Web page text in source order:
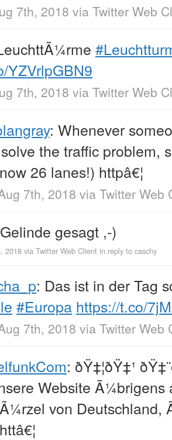
7th, 2018 via Twitter Web
YZVrlpGBN9
7th, 2018 via Twitter Web
: Whenever
the traffic problem,
26 lanes!) httpâ€¦
7th, 2018 via Twitter Web
Gelinde gesagt ,-)
2018 via Twitter Web Client in reply to caschy
: Das ist in der Tag
#Europa https://t.co/
7th, 2018 via Twitter Web
: ðŸ‡¦ðŸ‡¹
Website
von Deutschland,